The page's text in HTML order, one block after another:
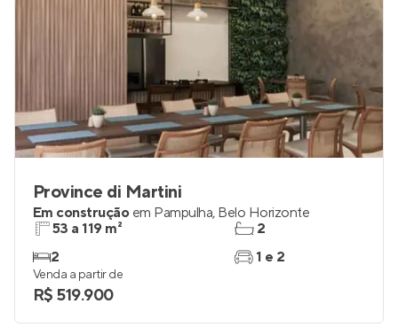
Province di Martini
Em construção em Pampulha, Belo Horizonte
53 a 119 m²
2
2
1 e 2
Venda a partir de
R$ 519.900